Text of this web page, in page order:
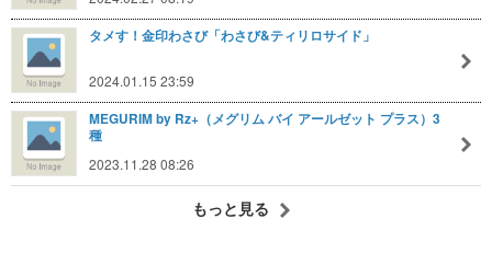
タメす！金印わさび「わさび&ティリロサイド」
2024.01.15 23:59
MEGURIM by Rz+（メグリム バイ アールゼット プラス）3
種
2023.11.28 08:26
もっと見る